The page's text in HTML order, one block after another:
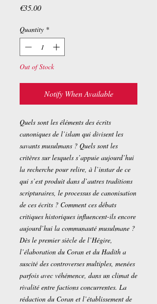
€35.00Price
Quantity *
Out of Stock
Notify When Available
Quels sont les éléments des écrits
canoniques de l’islam qui divisent les
savants musulmans ? Quels sont les
critères sur lesquels s’appuie aujourd’hui
la recherche pour relire, à l’instar de ce
qui s’est produit dans d’autres traditions
scripturaires, le processus de canonisation
de ces écrits ? Comment ces débats
critiques historiques influencent-ils encore
aujourd’hui la communauté musulmane ?
Dès le premier siècle de l’Hégire,
l’élaboration du Coran et du Hadith a
suscité des controverses multiples, menées
parfois avec véhémence, dans un climat de
rivalité entre factions concurrentes. La
rédaction du Coran et l’établissement de